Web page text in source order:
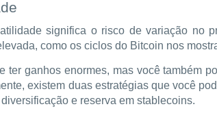
significa o risco de variação no
como os ciclos do Bitcoin nos
ter ganhos enormes, mas você também
existem duas estratégias que você
e reserva em stablecoins.